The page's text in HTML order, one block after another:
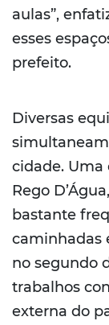
aulas”,
esses
prefeito.
Diversas
cidade.
Rego
bastante
caminhadas
no segundo
trabalhos
externa do